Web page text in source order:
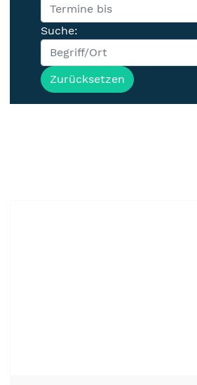
Suche:
Zurücksetzen